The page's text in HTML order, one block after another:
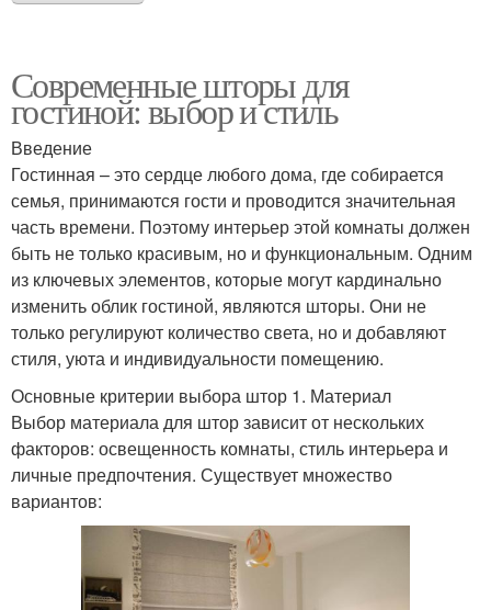
Современные шторы для
гостиной: выбор и стиль
Введение
Гостинная – это сердце любого дома, где собирается
семья, принимаются гости и проводится значительная
часть времени. Поэтому интерьер этой комнаты должен
быть не только красивым, но и функциональным. Одним
из ключевых элементов, которые могут кардинально
изменить облик гостиной, являются шторы. Они не
только регулируют количество света, но и добавляют
стиля, уюта и индивидуальности помещению.
Основные критерии выбора штор 1. Материал
Выбор материала для штор зависит от нескольких
факторов: освещенность комнаты, стиль интерьера и
личные предпочтения. Существует множество
вариантов: